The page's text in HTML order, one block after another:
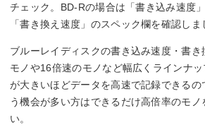
チェック。BD-Rの場合は「書き込み速度
「書き換え速度」のスペック欄を確認しま
ブルーレイディスクの書き込み速度・書
モノや16倍速のモノなど幅広くラインナ
が大きいほどデータを高速で記録できる
う機会が多い方はできるだけ高倍率のモノ
い。